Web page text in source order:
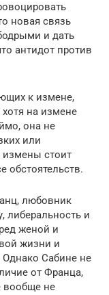
новая связь
и дать
антидот против
к измене,
на измене
она не
или
стоит
обстоятельств.
любовник
либеральность и
женой и
жизни и
Однако Сабине не
от Франца,
вообще не